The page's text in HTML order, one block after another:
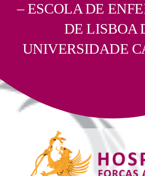
– ESCOLA DE
DE LISBOA
UNIVERSIDADE